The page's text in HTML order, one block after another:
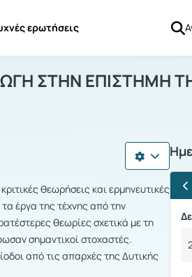
ερωτήσεις
ΕΙΣΑΓΩΓΗ ΣΤΗΝ
ΣΤΗΝ ΕΠΙΣΤΗΜΗ
θεωρήσεις και ερμηνευτικές
έργα της τέχνης από την
θεωρίες σχετικά με τη
σημαντικοί στοχαστές.
από τις απαρχές της Δυτικής